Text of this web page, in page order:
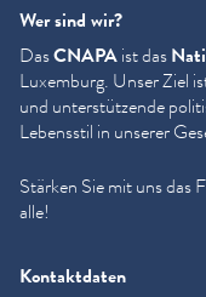
Wer sind wir?
DasCNAPAist das
Luxemburg. Unser Ziel
und unter­stützende
Lebensstil in unserer
Stärken Sie mit uns das
alle!
Kontaktdaten